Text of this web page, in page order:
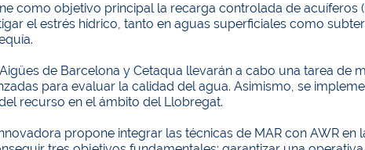
como objetivo principal la recarga controlada de acuíferos
el estrés hídrico, tanto en aguas superficiales como
de Barcelona y Cetaqua llevarán a cabo una tarea de
para evaluar la calidad del agua. Asimismo, se
recurso en el ámbito del Llobregat.
propone integrar las técnicas de MAR con AWR